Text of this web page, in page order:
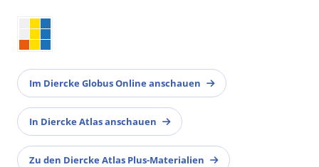
Im Diercke Globus Online anschauen
In Diercke Atlas anschauen
Zu den Diercke Atlas Plus-Materialien